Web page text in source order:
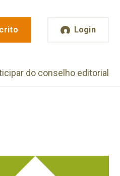
Login
do conselho editorial